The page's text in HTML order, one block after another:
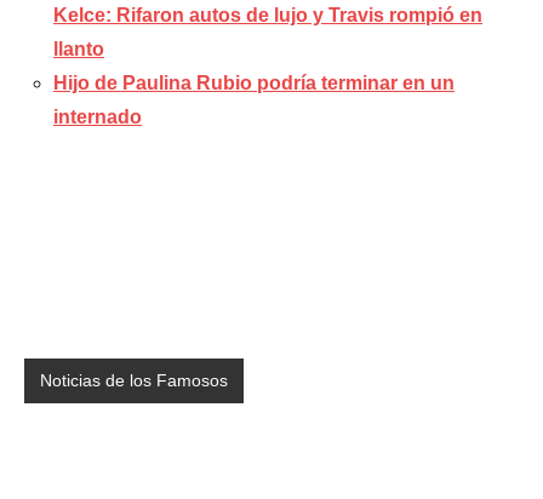
Kelce: Rifaron autos de lujo y Travis rompió en
llanto
Hijo de Paulina Rubio podría terminar en un
internado
Noticias de los Famosos